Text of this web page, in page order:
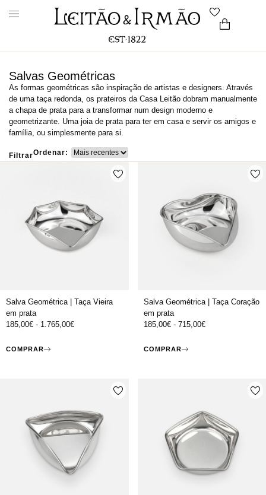
Salvas Geométricas
As formas geométricas são inspiração de artistas e designers. Através
de uma taça redonda, os prateiros da Casa Leitão dobram manualmente
a chapa de prata para a transformar num design moderno e
geometrizante. Uma joia de prata para ter em casa e servir os amigos e
família, ou simplesmente para si.
FiltrarOrdenar:
Salva Geométrica | Taça Vieira
em prata
185,00€ - 1.765,00€
COMPRAR
Salva Geométrica | Taça Coração
em prata
185,00€- 715,00€
COMPRAR